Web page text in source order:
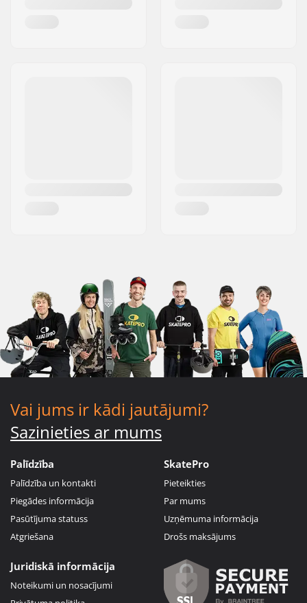
Vai jums ir kādi jautājumi?
Sazinieties ar mums
Palīdzība
Palīdzība un kontakti
Piegādes informācija
Pasūtījuma statuss
Atgriešana
SkatePro
Pieteikties
Par mums
Uzņēmuma informācija
Drošs maksājums
Juridiskā informācija
Noteikumi un nosacījumi